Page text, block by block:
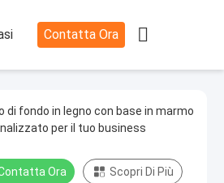
Contatta Ora 
di fondo in legno con base in marmo
per il tuo business
Ora Scopri Di Più